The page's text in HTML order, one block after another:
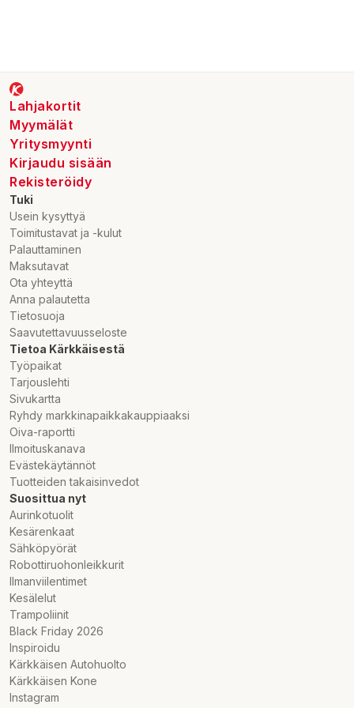
Paket 2: 103x44x14cm
Lahjakortit
Myymälät
Yritysmyynti
Kirjaudu sisään
Rekisteröidy
Tuki
Usein kysyttyä
Toimitustavat ja -kulut
Palauttaminen
Maksutavat
Ota yhteyttä
Anna palautetta
Tietosuoja
Saavutettavuusseloste
Tietoa Kärkkäisestä
Työpaikat
Tarjouslehti
Sivukartta
Ryhdy markkinapaikkakauppiaaksi
Oiva-raportti
Ilmoituskanava
Evästekäytännöt
Tuotteiden takaisinvedot
Suosittua nyt
Aurinkotuolit
Kesärenkaat
Sähköpyörät
Robottiruohonleikkurit
Ilmanviilentimet
Kesälelut
Trampoliinit
Black Friday 2026
Inspiroidu
Kärkkäisen Autohuolto
Kärkkäisen Kone
Instagram